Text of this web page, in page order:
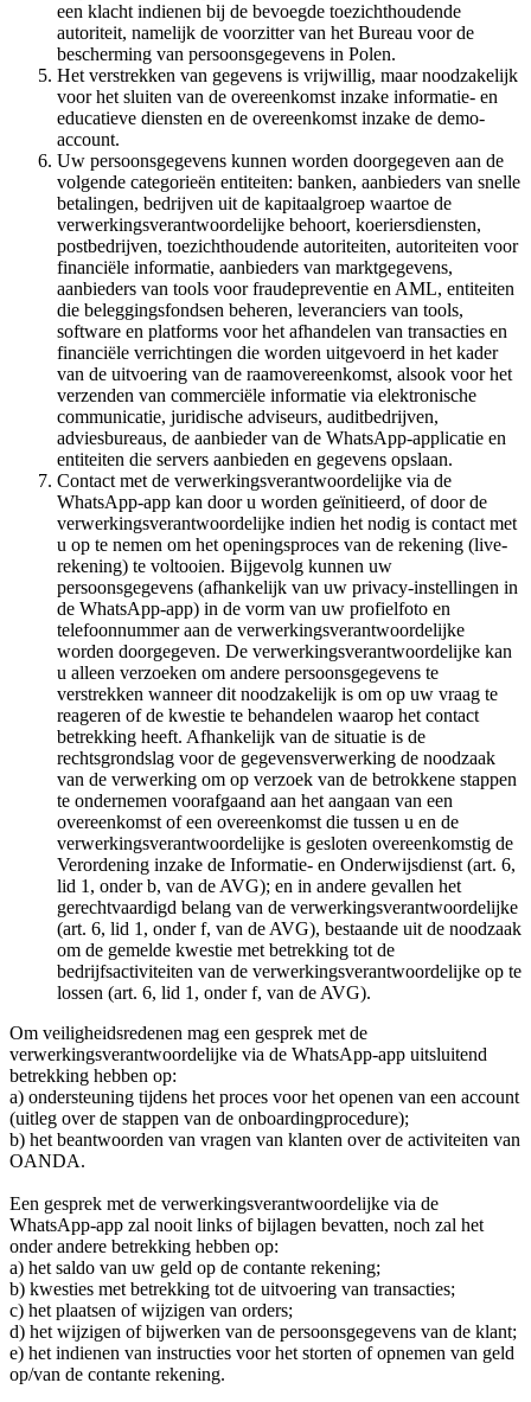
een klacht indienen bij de bevoegde toezichthoudende
autoriteit, namelijk de voorzitter van het Bureau voor de
bescherming van persoonsgegevens in Polen.
Het verstrekken van gegevens is vrijwillig, maar noodzakelijk
voor het sluiten van de overeenkomst inzake informatie- en
educatieve diensten en de overeenkomst inzake de demo-
account.
Uw persoonsgegevens kunnen worden doorgegeven aan de
volgende categorieën entiteiten: banken, aanbieders van snelle
betalingen, bedrijven uit de kapitaalgroep waartoe de
verwerkingsverantwoordelijke behoort, koeriersdiensten,
postbedrijven, toezichthoudende autoriteiten, autoriteiten voor
financiële informatie, aanbieders van marktgegevens,
aanbieders van tools voor fraudepreventie en AML, entiteiten
die beleggingsfondsen beheren, leveranciers van tools,
software en platforms voor het afhandelen van transacties en
financiële verrichtingen die worden uitgevoerd in het kader
van de uitvoering van de raamovereenkomst, alsook voor het
verzenden van commerciële informatie via elektronische
communicatie, juridische adviseurs, auditbedrijven,
adviesbureaus, de aanbieder van de WhatsApp-applicatie en
entiteiten die servers aanbieden en gegevens opslaan.
Contact met de verwerkingsverantwoordelijke via de
WhatsApp-app kan door u worden geïnitieerd, of door de
verwerkingsverantwoordelijke indien het nodig is contact met
u op te nemen om het openingsproces van de rekening (live-
rekening) te voltooien. Bijgevolg kunnen uw
persoonsgegevens (afhankelijk van uw privacy-instellingen in
de WhatsApp-app) in de vorm van uw profielfoto en
telefoonnummer aan de verwerkingsverantwoordelijke
worden doorgegeven. De verwerkingsverantwoordelijke kan
u alleen verzoeken om andere persoonsgegevens te
verstrekken wanneer dit noodzakelijk is om op uw vraag te
reageren of de kwestie te behandelen waarop het contact
betrekking heeft. Afhankelijk van de situatie is de
rechtsgrondslag voor de gegevensverwerking de noodzaak
van de verwerking om op verzoek van de betrokkene stappen
te ondernemen voorafgaand aan het aangaan van een
overeenkomst of een overeenkomst die tussen u en de
verwerkingsverantwoordelijke is gesloten overeenkomstig de
Verordening inzake de Informatie- en Onderwijsdienst (art. 6,
lid 1, onder b, van de AVG); en in andere gevallen het
gerechtvaardigd belang van de verwerkingsverantwoordelijke
(art. 6, lid 1, onder f, van de AVG), bestaande uit de noodzaak
om de gemelde kwestie met betrekking tot de
bedrijfsactiviteiten van de verwerkingsverantwoordelijke op te
lossen (art. 6, lid 1, onder f, van de AVG).
Om veiligheidsredenen mag een gesprek met de
verwerkingsverantwoordelijke via de WhatsApp-app uitsluitend
betrekking hebben op:
a) ondersteuning tijdens het proces voor het openen van een account
(uitleg over de stappen van de onboardingprocedure);
b) het beantwoorden van vragen van klanten over de activiteiten van
OANDA.
Een gesprek met de verwerkingsverantwoordelijke via de
WhatsApp-app zal nooit links of bijlagen bevatten, noch zal het
onder andere betrekking hebben op:
a) het saldo van uw geld op de contante rekening;
b) kwesties met betrekking tot de uitvoering van transacties;
c) het plaatsen of wijzigen van orders;
d) het wijzigen of bijwerken van de persoonsgegevens van de klant;
e) het indienen van instructies voor het storten of opnemen van geld
op/van de contante rekening.